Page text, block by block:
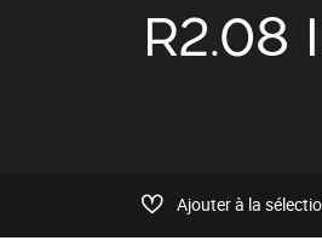
R2.08
Ajouter à la